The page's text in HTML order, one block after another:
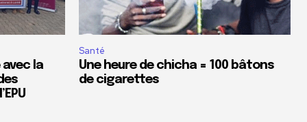
avec la
Santé
Une heure de chicha = 100 bâtons
de cigarettes